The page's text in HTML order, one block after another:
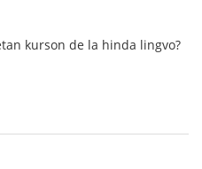
kurson de la hinda lingvo?